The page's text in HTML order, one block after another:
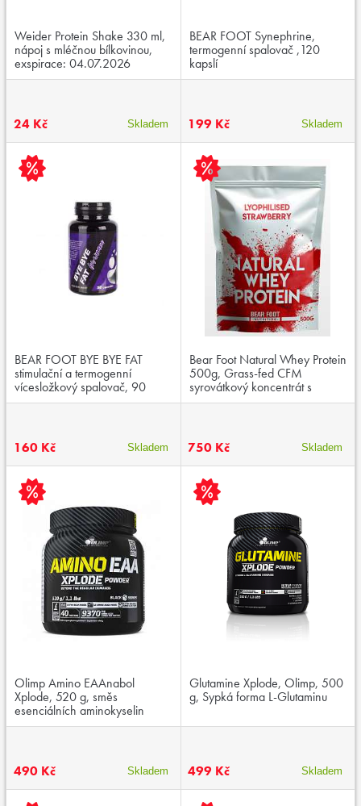
Weider Protein Shake 330 ml,
nápoj s mléčnou bílkovinou,
exspirace: 04.07.2026
24 Kč Skladem
BEAR FOOT Synephrine,
termogenní spalovač ,120
kapslí
199 Kč Skladem
BEAR FOOT BYE BYE FAT
stimulační a termogenní
vícesložkový spalovač, 90
kapslí, exspirace: 12.12.2025
160 Kč Skladem
Bear Foot Natural Whey Protein
500g, Grass-fed CFM
syrovátkový koncentrát s
lyofilizovaným ovocem
750 Kč Skladem
Olimp Amino EAAnabol
Xplode, 520 g, směs
esenciálních aminokyselin
490 Kč Skladem
Glutamine Xplode, Olimp, 500
g, Sypká forma L-Glutaminu
499 Kč Skladem